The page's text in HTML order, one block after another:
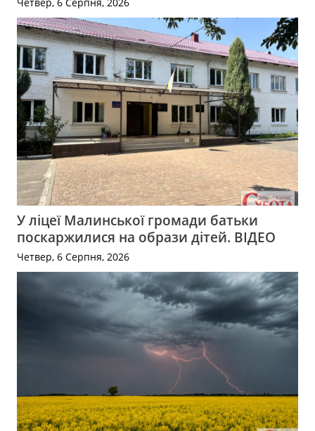
У ліцеї Малинської громади батьки
поскаржилися на образи дітей. ВІДЕО
Четвер, 6 Серпня, 2026